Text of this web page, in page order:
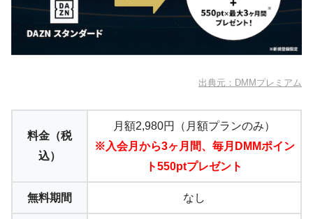
出典元：DMMプレミアム
料金（税
込）
月額2,980円（月額プランのみ）
※入会月から3ヶ月間、毎月DMMポイン
ト550ptプレゼント
無料期間 なし